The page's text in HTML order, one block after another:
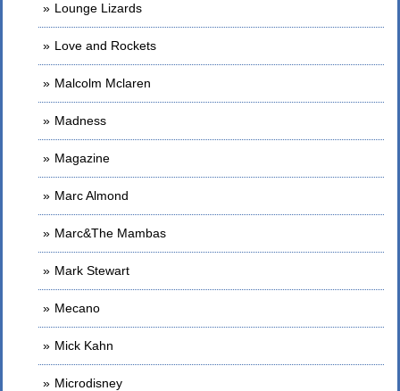
Lounge Lizards
Love and Rockets
Malcolm Mclaren
Madness
Magazine
Marc Almond
Marc&The Mambas
Mark Stewart
Mecano
Mick Kahn
Microdisney